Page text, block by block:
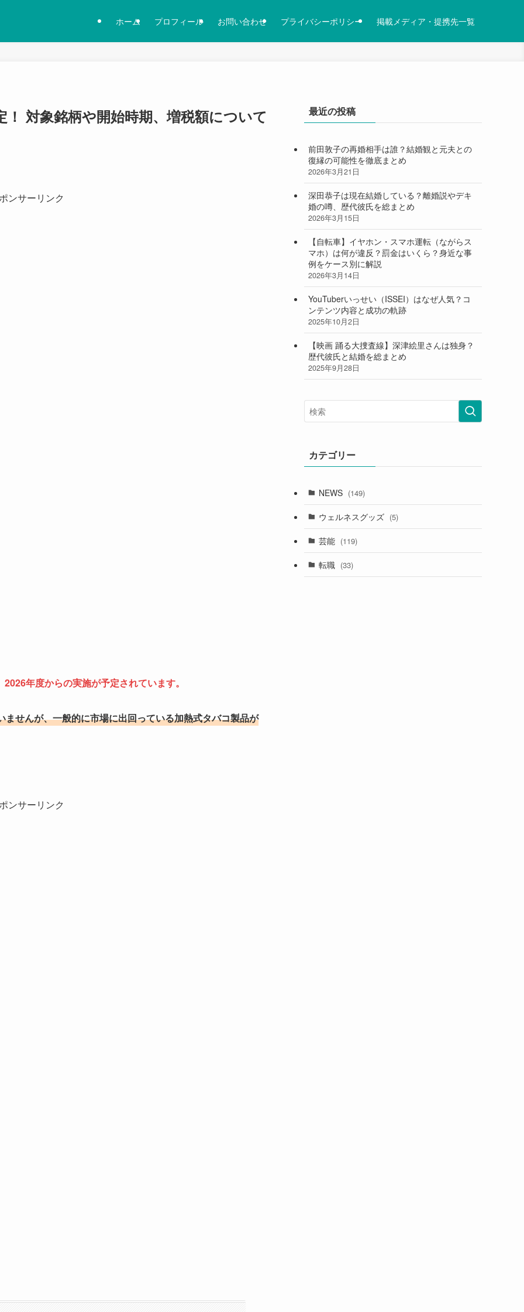
ホーム プロフィール お問い合わせ プライバシーポリシー 掲載メディア・提携先一覧
対象銘柄や開始時期、増税額について
ンサーリンク
年度からの実施が予定されています。
せんが、一般的に市場に出回っている加熱式タバコ製品が
ンサーリンク
最近の投稿
前田敦子の再婚相手は誰？結婚観と元夫との
復縁の可能性を徹底まとめ
2026年3月21日
深田恭子は現在結婚している？離婚説やデキ
婚の噂、歴代彼氏を総まとめ
2026年3月15日
【自転車】イヤホン・スマホ運転（ながらス
マホ）は何が違反？罰金はいくら？身近な事
例をケース別に解説
2026年3月14日
YouTuberいっせい（ISSEI）はなぜ人気？コ
ンテンツ内容と成功の軌跡
2025年10月2日
【映画 踊る大捜査線】深津絵里さんは独身？
歴代彼氏と結婚を総まとめ
2025年9月28日
カテゴリー
NEWS (149)
ウェルネスグッズ (5)
芸能 (119)
転職 (33)